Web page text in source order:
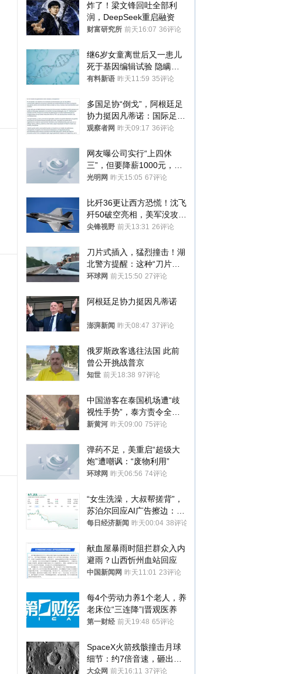
炸了！梁文锋回吐全部利
润，DeepSeek重启融资
财富研究所 前天16:07 36评论
继6岁女童离世后又一患儿
死于基因编辑试验 隐瞒一
年才对外披露
有料新语 昨天11:59 35评论
多国足协“倒戈”，阿根廷足
协力挺因凡蒂诺：国际足联
今后应继续在其领导下前行
观察者网 昨天09:17 36评论
网友曝公司实行“上四休
三”，但要降薪1000元，不
接受只能辞职
光明网 昨天15:05 67评论
比歼36更让西方恐慌！沈飞
歼50破空亮相，美军没攻克
的技术被拿下
尖锋视野 前天13:31 26评论
刀片式插入，猛烈撞击！湖
北警方提醒：这种“刀片超
车”，太危险了
环球网 前天15:50 27评论
阿根廷足协力挺因凡蒂诺
澎湃新闻 昨天08:47 37评论
俄罗斯政客逃往法国 此前
曾公开挑战普京
知世 前天18:38 97评论
中国游客在泰国机场遭“歧
视性手势”，泰方责令全面
调查，对责任人采取最严厉
新黄河 昨天09:00 75评论
弹药不足，美重启“超级大
炮”遭嘲讽：“废物利用”
环球网 昨天06:56 74评论
“女生洗澡，大叔帮搓背”，
苏泊尔回应AI广告擦边：视
频全下架，已强化内容管理
每日经济新闻 昨天00:04 38评论
献血屋暴雨时阻拦群众入内
避雨？山西忻州血站回应
中国新闻网 昨天11:01 23评论
每4个劳动力养1个老人，养
老床位“三连降”|晋观医养
第一财经 前天19:48 65评论
SpaceX火箭残骸撞击月球
细节：约7倍音速，砸出直
径约30米撞击坑
大众网 前天16:11 37评论